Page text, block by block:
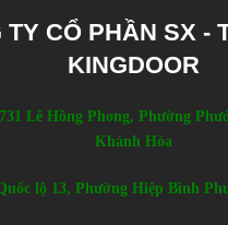
TY CỔ PHẦN SX -
KINGDOOR
Lê Hồng Phong, Phường
Khánh Hòa
lộ 13, Phường Hiệp Bình